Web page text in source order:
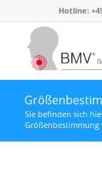
Hotline:
Sie befinden sich
Größenbestimmung